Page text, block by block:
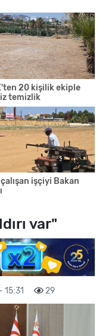
20 kişilik ekiple
temizlik
işçiyi Bakan
var"
15:31 29